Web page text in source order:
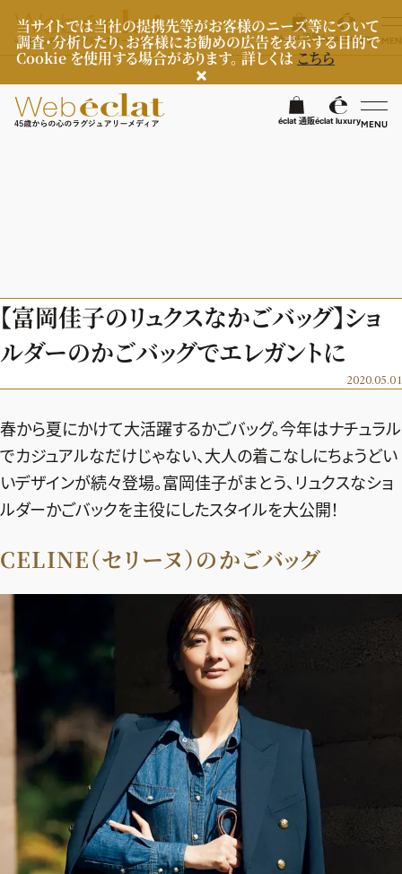
当サイトでは当社の提携先等がお客様のニーズ等について
調査・分析したり、お客様にお勧めの広告を表示する目的で
Cookie を使用する場合があります。 詳しくはこちら
éclat 通販éclat luxuryMENU検
8月の毎日コーデ
50代なに着てる？
ヘアスタイル・ヘアケア
エイジングケア
メイク
50代ベストコスメ
ヘルスケア
ヘルスケアTOPICS
更年期
ストレッチ・エクササイズ
ダイエット
50代健康のお悩み
ライフスタイル
ゴルフ
住まい
旅行＆グルメ
エクラ 華組メンバー一覧
エクラ 華組ランキング
チームJマダム
チームJマダムメンバー一覧
チームJマダムランキング
チームJマダム特集
編集長コラム
イヴルルド遙華の12星座占い
試し読み
エクラプレミアムNEWS
デジタルカタログ
エクラプレミアム通販
from編集部
プレゼント
MAGAZINE
éclat 通販éclat luxury
【富岡佳子のリュクスなかごバッグ】ショ
ルダーのかごバッグでエレガントに
2020.05.01
春から夏にかけて大活躍するかごバッグ。今年はナチュラル
でカジュアルなだけじゃない、大人の着こなしにちょうどい
いデザインが続々登場。富岡佳子がまとう、リュクスなショ
ルダーかごバックを主役にしたスタイルを大公開！
CELINE（セリーヌ）のかごバッグ